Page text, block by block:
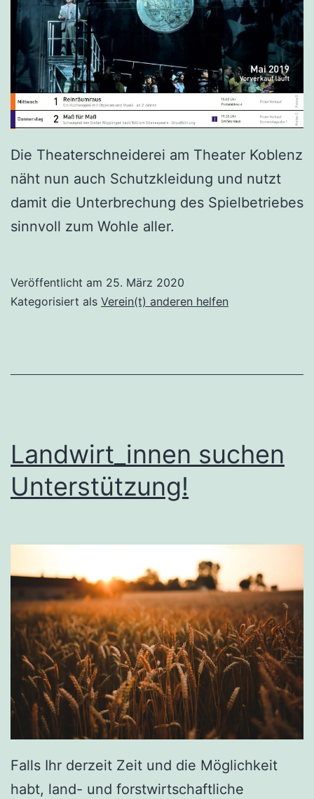
Die Theaterschneiderei am Theater Koblenz
näht nun auch Schutzkleidung und nutzt
damit die Unterbrechung des Spielbetriebes
sinnvoll zum Wohle aller.
Veröffentlicht am 25. März 2020
Kategorisiert als Verein(t) anderen helfen
Landwirt_innen suchen
Unterstützung!
Falls Ihr derzeit Zeit und die Möglichkeit
habt, land- und forstwirtschaftliche